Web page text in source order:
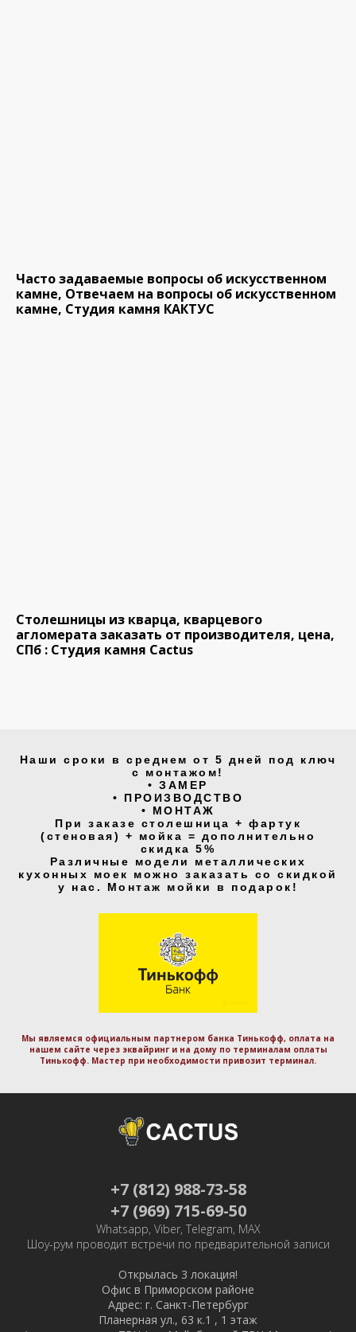
Часто задаваемые вопросы об искусственном
камне, Отвечаем на вопросы об искусственном
камне, Студия камня КАКТУС
Столешницы из кварца, кварцевого
агломерата заказать от производителя, цена,
СПб : Студия камня Cactus
Наши сроки в среднем от 5 дней под ключ
с монтажом!
• ЗАМЕР
• ПРОИЗВОДСТВО
• МОНТАЖ
При заказе столешница + фартук
(стеновая) + мойка = дополнительно
скидка 5%
Различные модели металлических
кухонных моек можно заказать со скидкой
у нас. Монтаж мойки в подарок!
Мы являемся официальным партнером банка Тинькофф, оплата на
нашем сайте через эквайринг и на дому по терминалам оплаты
Тинькофф. Маcтер при необходимости привозит терминал.
+7 (812) 988-73-58
+7 (969) 715-69-50
Whatsapp, Viber, Telegram, MAX
Шоу-рум проводит встречи по предварительной записи
Открылась 3 локация!
Офис в Приморском районе
Адрес: г. Санкт-Петербург
Планерная ул., 63 к.1 , 1 этаж